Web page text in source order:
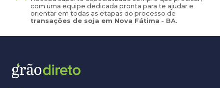
com uma equipe dedicada pronta para te ajudar e
orientar em todas as etapas do processo de
transações de soja em Nova Fátima - BA.